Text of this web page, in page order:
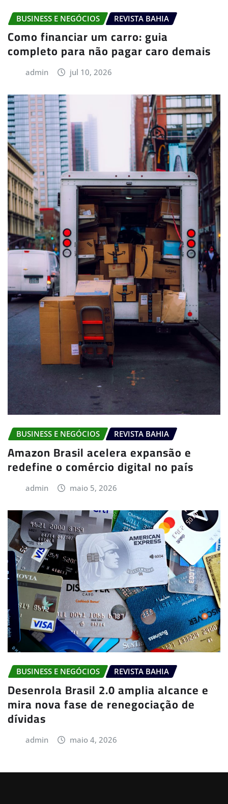
BUSINESS E NEGÓCIOS REVISTA BAHIA
Como financiar um carro: guia
completo para não pagar caro demais
admin jul 10, 2026
BUSINESS E NEGÓCIOS REVISTA BAHIA
Amazon Brasil acelera expansão e
redefine o comércio digital no país
admin maio 5, 2026
BUSINESS E NEGÓCIOS REVISTA BAHIA
Desenrola Brasil 2.0 amplia alcance e
mira nova fase de renegociação de
dívidas
admin maio 4, 2026